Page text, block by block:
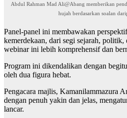
Abdul Rahman Mad Ali@Abang memberikan
hujah berdasarkan soalan
Panel-panel ini membawakan
kemerdekaan, dari segi sejarah, politik,
webinar ini lebih komprehensif dan
Program ini dikendalikan dengan
oleh dua figura hebat.
Pengacara majlis, Kamanilammazura
dengan penuh yakin dan jelas,
lancar.